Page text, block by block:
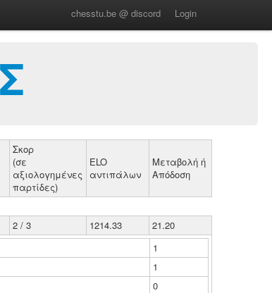
chesstu.be @ discord Login
Σκορ
(σε
αξιολογημένες
παρτίδες)
ELO
αντιπάλων
Μεταβολή ή
Απόδοση
2 / 3 1214.33
21.20
1
1
0